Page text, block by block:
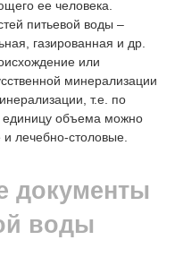
ее человека.
питьевой воды –
газированная и др.
или
минерализации
т.е. по
единицу объема можно
лечебно-столовые.
документы
воды